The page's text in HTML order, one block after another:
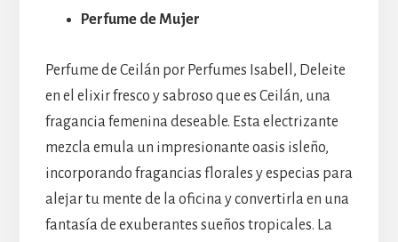
Perfume de Mujer
Perfume de Ceilán por Perfumes Isabell, Deleite
en el elixir fresco y sabroso que es Ceilán, una
fragancia femenina deseable. Esta electrizante
mezcla emula un impresionante oasis isleño,
incorporando fragancias florales y especias para
alejar tu mente de la oficina y convertirla en una
fantasía de exuberantes sueños tropicales. La